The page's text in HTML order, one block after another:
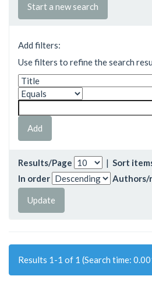
Start a new search
Add filters:
Use filters to refine the search
Results/Page | Sort
In order
Authors/
Results 1-1 of 1 (Search time: